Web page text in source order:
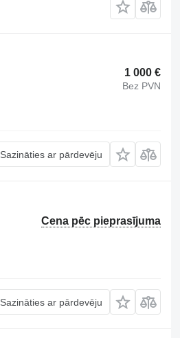
1 000 €
Bez PVN
Sazināties ar pārdevēju
Cena pēc pieprasījuma
Sazināties ar pārdevēju